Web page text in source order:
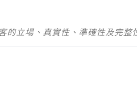
立場、真實性、準確性及完整